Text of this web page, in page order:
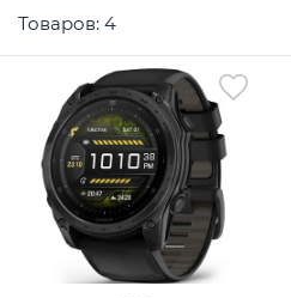
Товаров: 4